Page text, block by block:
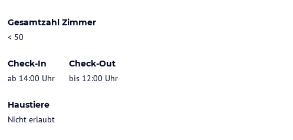
Gesamtzahl Zimmer
< 50
Check-In
ab 14:00 Uhr
Check-Out
bis 12:00 Uhr
Haustiere
Nicht erlaubt